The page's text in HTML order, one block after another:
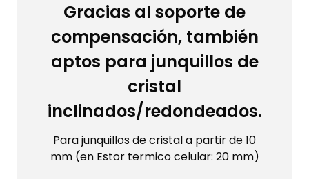
Gracias al soporte de
compensación, también
aptos para junquillos de
cristal
inclinados/redondeados.
Para junquillos de cristal a partir de 10
mm (en Estor termico celular: 20 mm)